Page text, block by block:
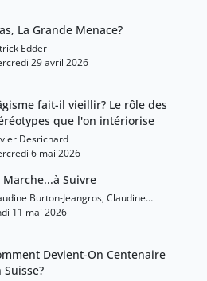
La Grande Menace?
Edder
29 avril 2026
fait-il vieillir? Le rôle des
que l'on intériorise
Desrichard
6 mai 2026
Marche...à Suivre
Burton-Jeangros, Claudine
Dugerdil, Claude-François
11 mai 2026
Devient-On Centenaire
Suisse?